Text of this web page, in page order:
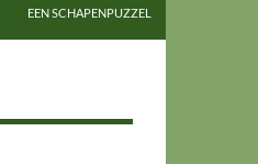
EEN SCHAPENPUZZEL